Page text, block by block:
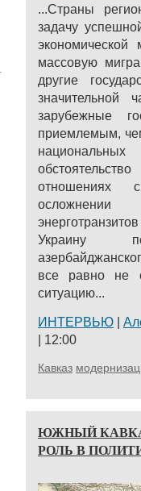
...Страны
задачу
массовую
другие
значительной
зарубежные
приемлемым,
Украину
все равно не
ситуацию...
ИНТЕРВЬЮ
| 12:00
Кавказ
ЮЖНЫЙ
РОЛЬ В